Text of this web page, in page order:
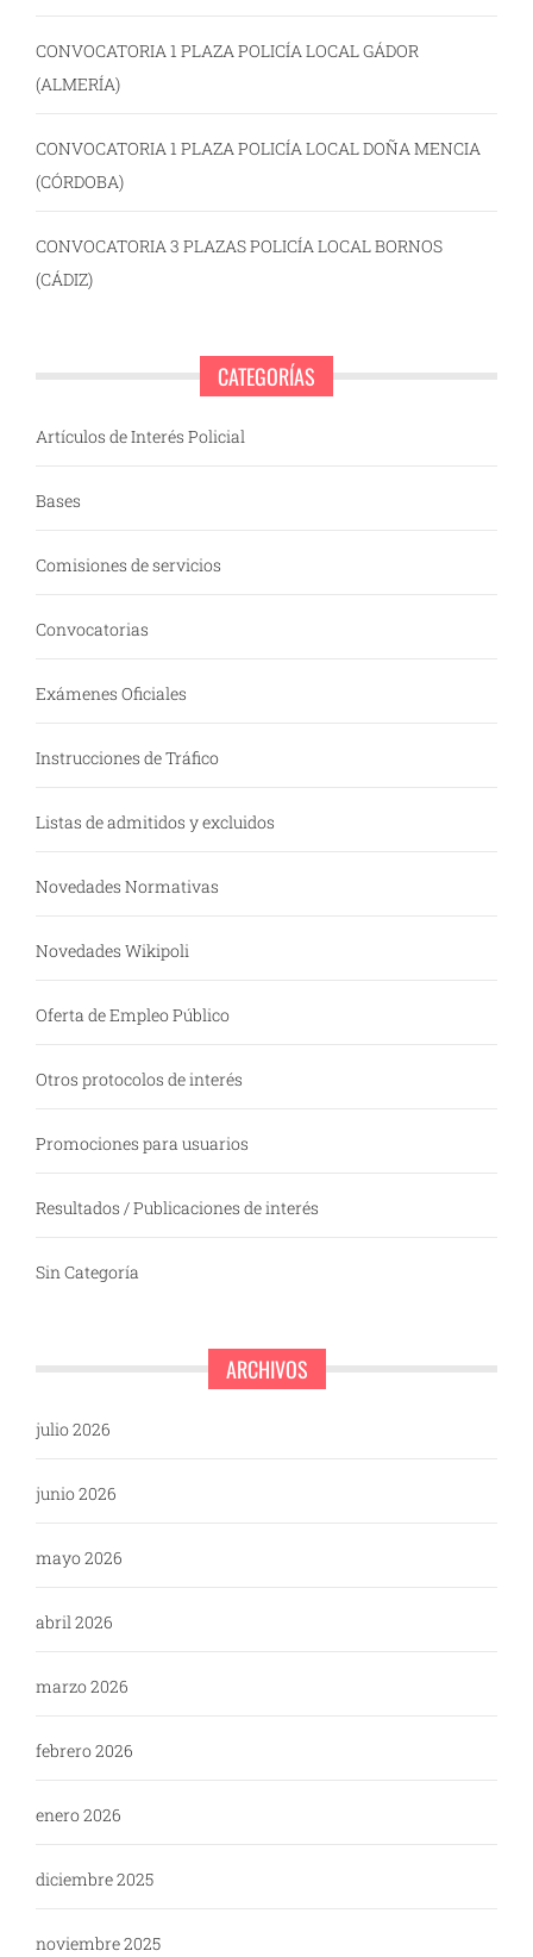
CONVOCATORIA 1 PLAZA POLICÍA LOCAL GÁDOR
(ALMERÍA)
CONVOCATORIA 1 PLAZA POLICÍA LOCAL DOÑA MENCIA
(CÓRDOBA)
CONVOCATORIA 3 PLAZAS POLICÍA LOCAL BORNOS
(CÁDIZ)
CATEGORÍAS
Artículos de Interés Policial
Bases
Comisiones de servicios
Convocatorias
Exámenes Oficiales
Instrucciones de Tráfico
Listas de admitidos y excluidos
Novedades Normativas
Novedades Wikipoli
Oferta de Empleo Público
Otros protocolos de interés
Promociones para usuarios
Resultados / Publicaciones de interés
Sin Categoría
ARCHIVOS
julio 2026
junio 2026
mayo 2026
abril 2026
marzo 2026
febrero 2026
enero 2026
diciembre 2025
noviembre 2025